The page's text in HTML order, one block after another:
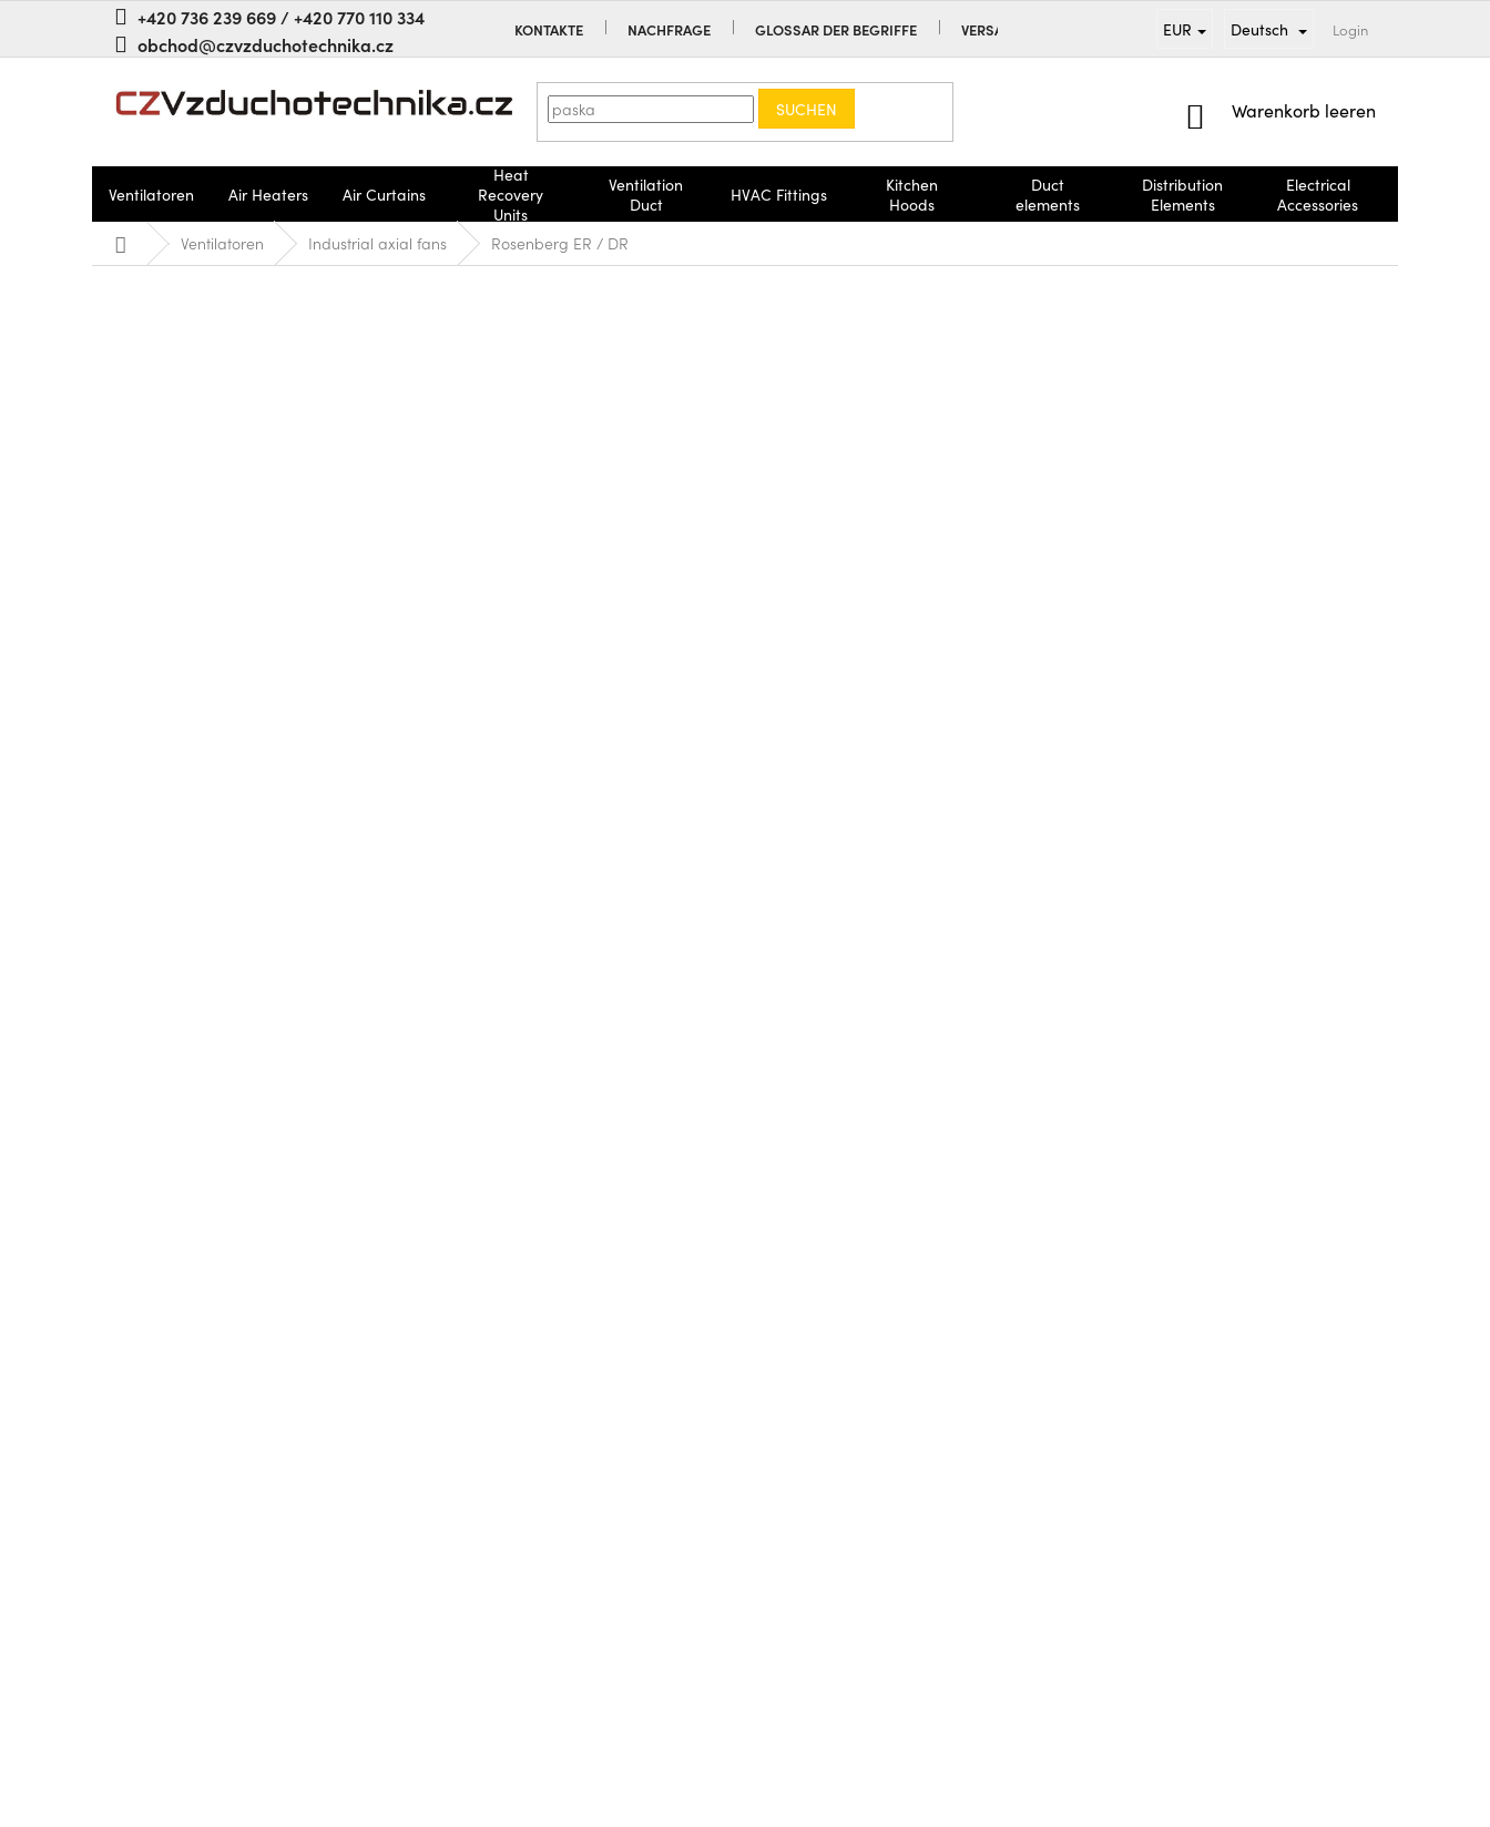
+420 736 239 669 / +420 770 110 334
obchod@czvzduchotechnika.cz
KONTAKTE NACHFRAGE GLOSSAR DER BEGRIFFE VERSAND UND ZAHLUNG VERKAUFTE MARKEN
EUR Deutsch Login
SUCHEN WARENKORB
Warenkorb leeren
Ventilatoren Air Heaters Air Curtains
Heat
Recovery
Units
Ventilation
Duct
HVAC Fittings
Kitchen
Hoods
Duct
elements
Distribution
Elements
Electrical
Accessories
StartseiteVentilatoren Industrial axial fans Rosenberg ER / DR